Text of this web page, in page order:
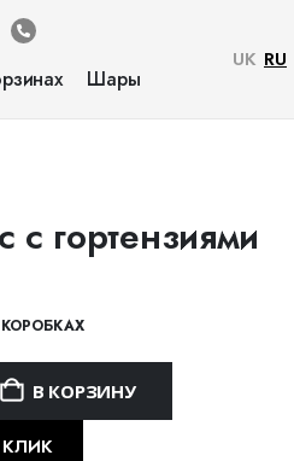
Шары
UK RU
с гортензиями
В КОРЗИНУ